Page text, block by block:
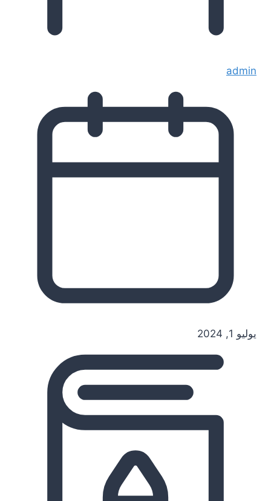
admin
يوليو 1, 2024